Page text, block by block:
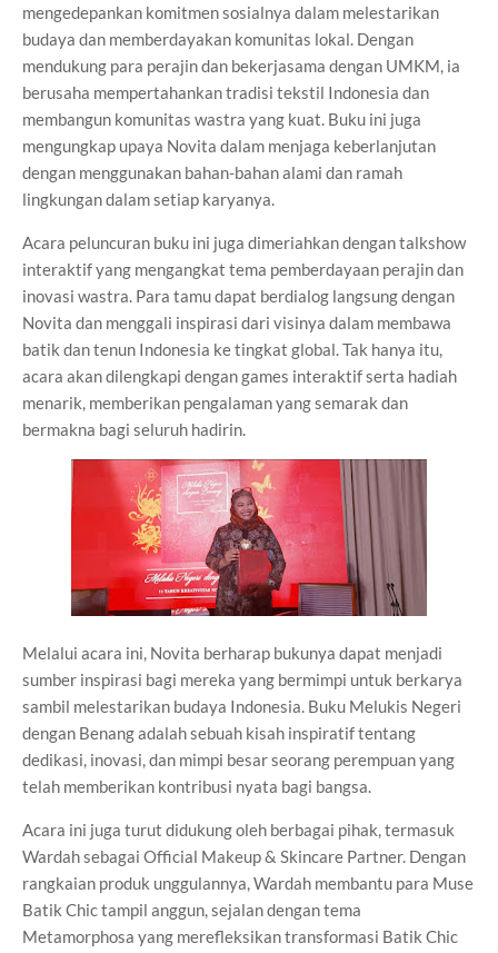
mengedepankan komitmen sosialnya dalam melestarikan
budaya dan memberdayakan komunitas lokal. Dengan
mendukung para perajin dan bekerjasama dengan UMKM, ia
berusaha mempertahankan tradisi tekstil Indonesia dan
membangun komunitas wastra yang kuat. Buku ini juga
mengungkap upaya Novita dalam menjaga keberlanjutan
dengan menggunakan bahan-bahan alami dan ramah
lingkungan dalam setiap karyanya.
Acara peluncuran buku ini juga dimeriahkan dengan talkshow
interaktif yang mengangkat tema pemberdayaan perajin dan
inovasi wastra. Para tamu dapat berdialog langsung dengan
Novita dan menggali inspirasi dari visinya dalam membawa
batik dan tenun Indonesia ke tingkat global. Tak hanya itu,
acara akan dilengkapi dengan games interaktif serta hadiah
menarik, memberikan pengalaman yang semarak dan
bermakna bagi seluruh hadirin.
Melalui acara ini, Novita berharap bukunya dapat menjadi
sumber inspirasi bagi mereka yang bermimpi untuk berkarya
sambil melestarikan budaya Indonesia. Buku Melukis Negeri
dengan Benang adalah sebuah kisah inspiratif tentang
dedikasi, inovasi, dan mimpi besar seorang perempuan yang
telah memberikan kontribusi nyata bagi bangsa.
Acara ini juga turut didukung oleh berbagai pihak, termasuk
Wardah sebagai Official Makeup & Skincare Partner. Dengan
rangkaian produk unggulannya, Wardah membantu para Muse
Batik Chic tampil anggun, sejalan dengan tema
Metamorphosa yang merefleksikan transformasi Batik Chic